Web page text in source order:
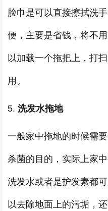
脸巾是可以直接擦拭洗
便，主要是省钱，将不
以加载一个拖把上，打
用。
5. 洗发水拖地
一般家中拖地的时候需
杀菌的目的，实际上家
洗发水或者是护发素都
以去除地面上的污垢，